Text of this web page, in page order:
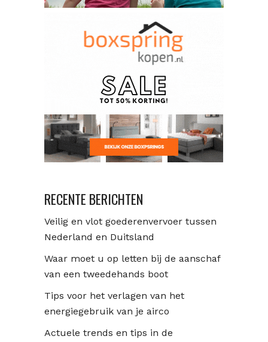
RECENTE BERICHTEN
Veilig en vlot goederenvervoer tussen
Nederland en Duitsland
Waar moet u op letten bij de aanschaf
van een tweedehands boot
Tips voor het verlagen van het
energiegebruik van je airco
Actuele trends en tips in de